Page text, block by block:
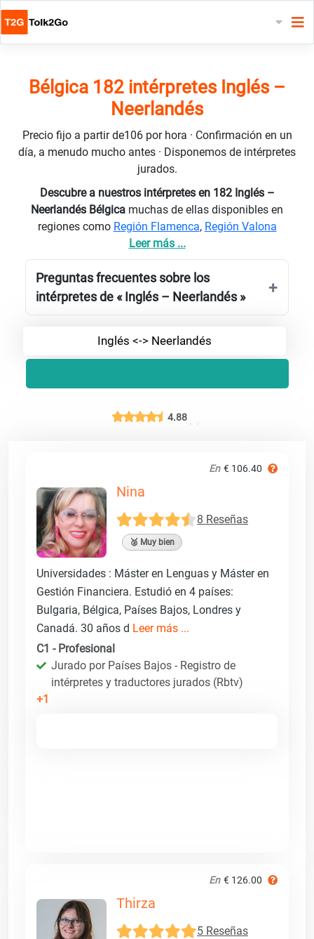
Bélgica 182 intérpretes Inglés –
Neerlandés
Precio fijo a partir de106 por hora · Confirmación en un
día, a menudo mucho antes · Disponemos de intérpretes
jurados.
Descubre a nuestros intérpretes en 182 Inglés –
Neerlandés Bélgica muchas de ellas disponibles en
regiones como Región Flamenca, Región Valona
Leer más ...
Preguntas frecuentes sobre los
intérpretes de « Inglés – Neerlandés »
Inglés <-> Neerlandés
4.88
En € 106.40
Nina
8 Reseñas
🥈 Muy bien
Universidades : Máster en Lenguas y Máster en
Gestión Financiera. Estudió en 4 países:
Bulgaria, Bélgica, Países Bajos, Londres y
Canadá. 30 años d Leer más ...
C1 - Profesional
Jurado por Países Bajos - Registro de
intérpretes y traductores jurados (Rbtv)
+1
En € 126.00
Thirza
5 Reseñas